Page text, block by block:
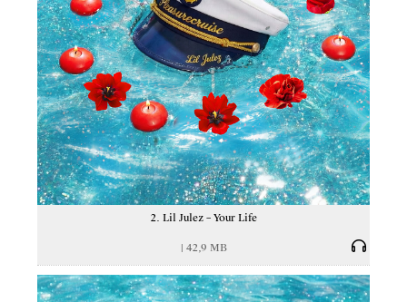
2. Lil Julez – Your Life
| 42,9 MB